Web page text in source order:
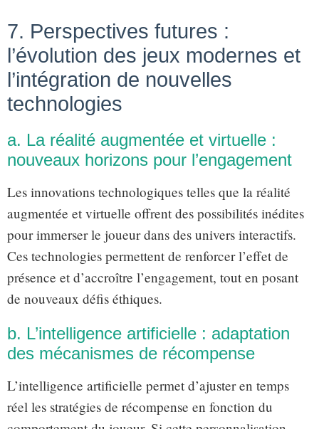
7. Perspectives futures :
l’évolution des jeux modernes et
l’intégration de nouvelles
technologies
a. La réalité augmentée et virtuelle :
nouveaux horizons pour l’engagement
Les innovations technologiques telles que la réalité
augmentée et virtuelle offrent des possibilités inédites
pour immerser le joueur dans des univers interactifs.
Ces technologies permettent de renforcer l’effet de
présence et d’accroître l’engagement, tout en posant
de nouveaux défis éthiques.
b. L’intelligence artificielle : adaptation
des mécanismes de récompense
L’intelligence artificielle permet d’ajuster en temps
réel les stratégies de récompense en fonction du